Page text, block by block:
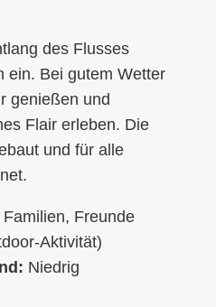
des Flusses
ein. Bei gutem Wetter
genießen und
Flair erleben. Die
und für alle
Familien, Freunde
Aktivität)
Niedrig